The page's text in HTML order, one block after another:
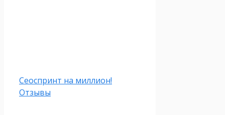
Сеоспринт на миллион!
Отзывы